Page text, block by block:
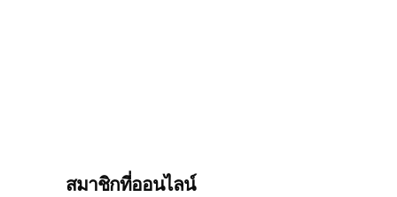
สมาชิกที่ออนไลน์